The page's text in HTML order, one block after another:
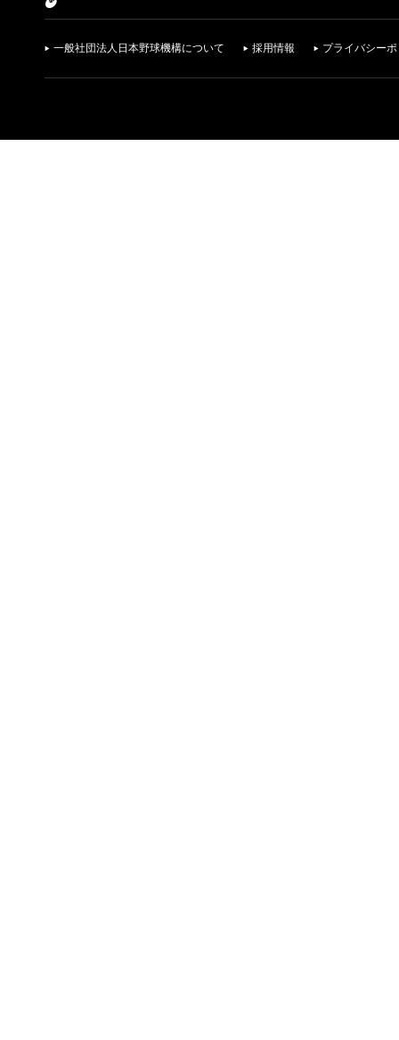
一般社団法人日本野球機構について 採用情報 プライバシー